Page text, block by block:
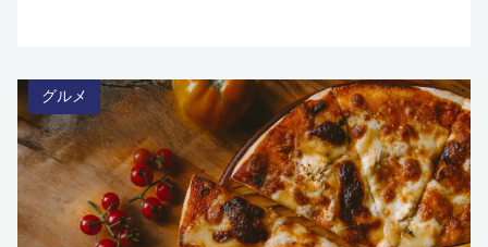
グルメ